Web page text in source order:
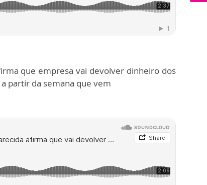
que empresa vai devolver dinheiro dos
partir da semana que vem